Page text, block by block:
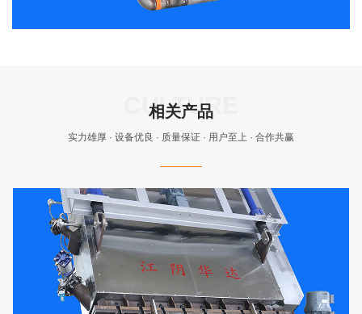
相关产品
实力雄厚 · 设备优良 · 质量保证 · 用户至上 · 合作共赢